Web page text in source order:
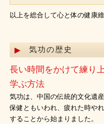
以上を総合して心と体の健康
気功の歴史
長い時間をかけて練り
学ぶ方法
気功は、中国の伝統的文化遺
保健ともいわれ、疲れた時や
することから始まりました。